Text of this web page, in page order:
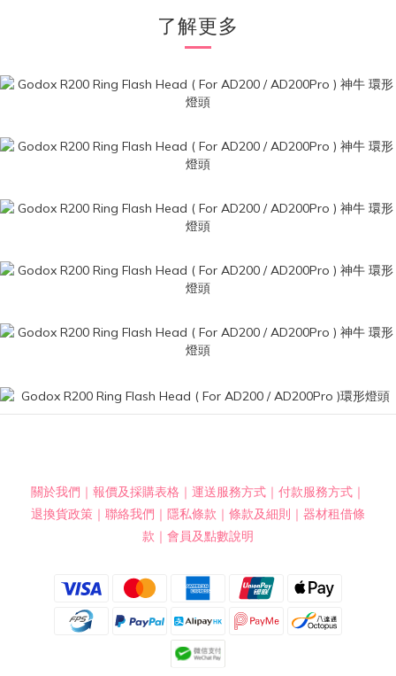
了解更多
關於我們 ｜ 報價及採購表格 ｜ 運送服務方式 ｜ 付款服務方式 ｜
退換貨政策 ｜ 聯絡我們 ｜ 隱私條款 ｜ 條款及細則 ｜ 器材租借條
款 ｜ 會員及點數說明